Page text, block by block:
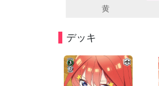
デッキ